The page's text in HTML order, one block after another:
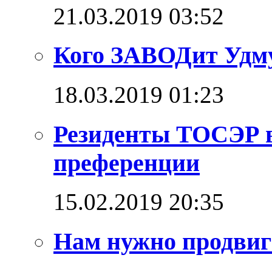
21.03.2019 03:52
Кого ЗАВОДит
18.03.2019 01:23
Резиденты ТОСЭР
преференции
15.02.2019 20:35
Нам нужно